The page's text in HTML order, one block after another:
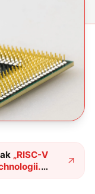
„RISC-V
otwartej